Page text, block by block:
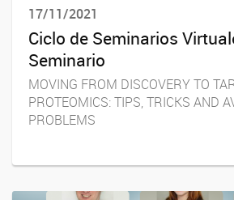
17/11/2021
Ciclo de Seminarios
Seminario
MOVING FROM DISCOVERY TO
PROTEOMICS: TIPS, TRICKS AND
PROBLEMS